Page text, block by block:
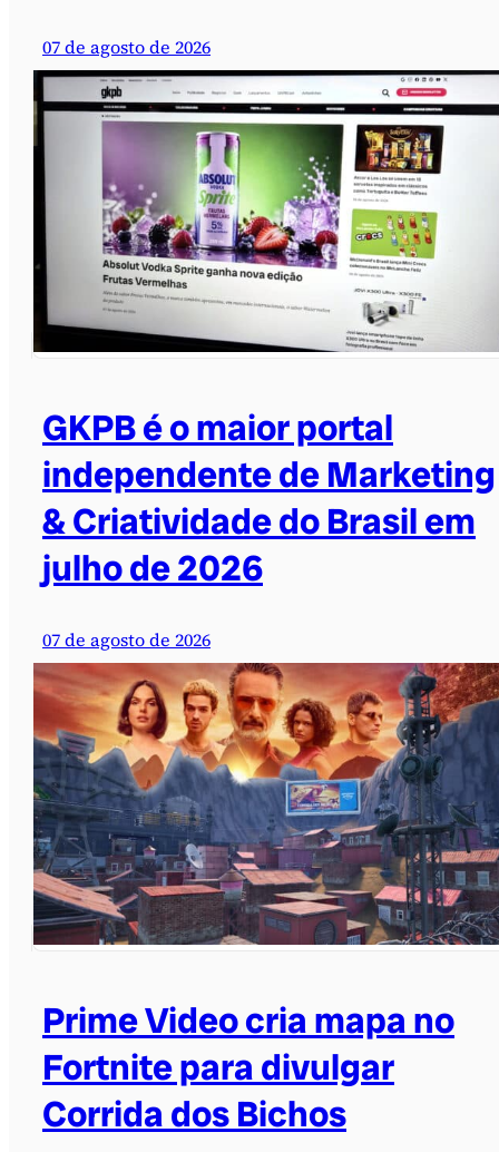
07 de agosto de 2026
GKPB é o maior portal
independente de Marketing
& Criatividade do Brasil em
julho de 2026
07 de agosto de 2026
Prime Video cria mapa no
Fortnite para divulgar
Corrida dos Bichos